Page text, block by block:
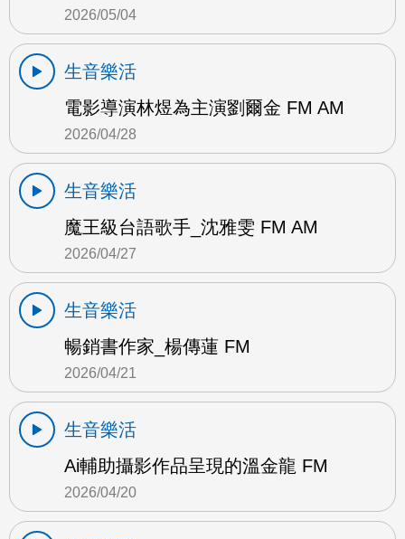
2026/05/04
生音樂活
電影導演林煜為主演劉爾金 FM AM
2026/04/28
生音樂活
魔王級台語歌手_沈雅雯 FM AM
2026/04/27
生音樂活
暢銷書作家_楊傳蓮 FM
2026/04/21
生音樂活
Ai輔助攝影作品呈現的溫金龍 FM
2026/04/20